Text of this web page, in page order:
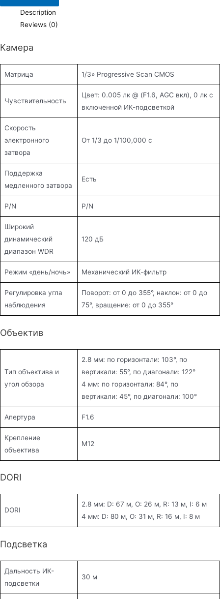
quantityDescription
Reviews (0)
Камера
Матрица 1/3» Progressive Scan CMOS
Чувствительность
Цвет: 0.005 лк @ (F1.6, AGC вкл), 0 лк с
включенной ИК-подсветкой
Скорость
электронного
затвора
От 1/3 до 1/100,000 с
Поддержка
медленного затвора
Есть
P/N P/N
Широкий
динамический
диапазон WDR
120 дБ
Режим «день/ночь» Механический ИК-фильтр
Регулировка угла
наблюдения
Поворот: от 0 до 355°, наклон: от 0 до
75°, вращение: от 0 до 355°
Объектив
Тип объектива и
угол обзора
2.8 мм: по горизонтали: 103°, по
вертикали: 55°, по диагонали: 122°
4 мм: по горизонтали: 84°, по
вертикали: 45°, по диагонали: 100°
Апертура F1.6
Крепление
объектива
M12
DORI
DORI
2.8 мм: D: 67 м, O: 26 м, R: 13 м, I: 6 м
4 мм: D: 80 м, O: 31 м, R: 16 м, I: 8 м
Подсветка
Дальность ИК-
подсветки
30 м